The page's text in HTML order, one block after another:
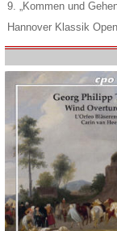
9. „Kommen und
Hannover Klassik